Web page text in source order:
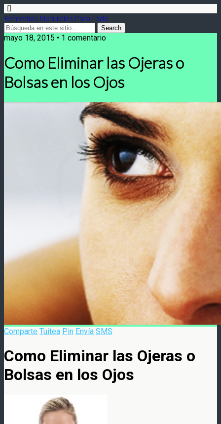
Remedios Naturales Para Todo
mayo 18, 2015 • 1 comentario
Como Eliminar las Ojeras o
Bolsas en los Ojos
Comparte Tuitea Pin Envía SMS
Como Eliminar las Ojeras o
Bolsas en los Ojos